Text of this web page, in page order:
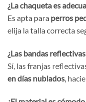
¿La chaqueta es
Es apta para perros
elija la talla correcta
¿Las bandas
Sí, las franjas
en días nublados,